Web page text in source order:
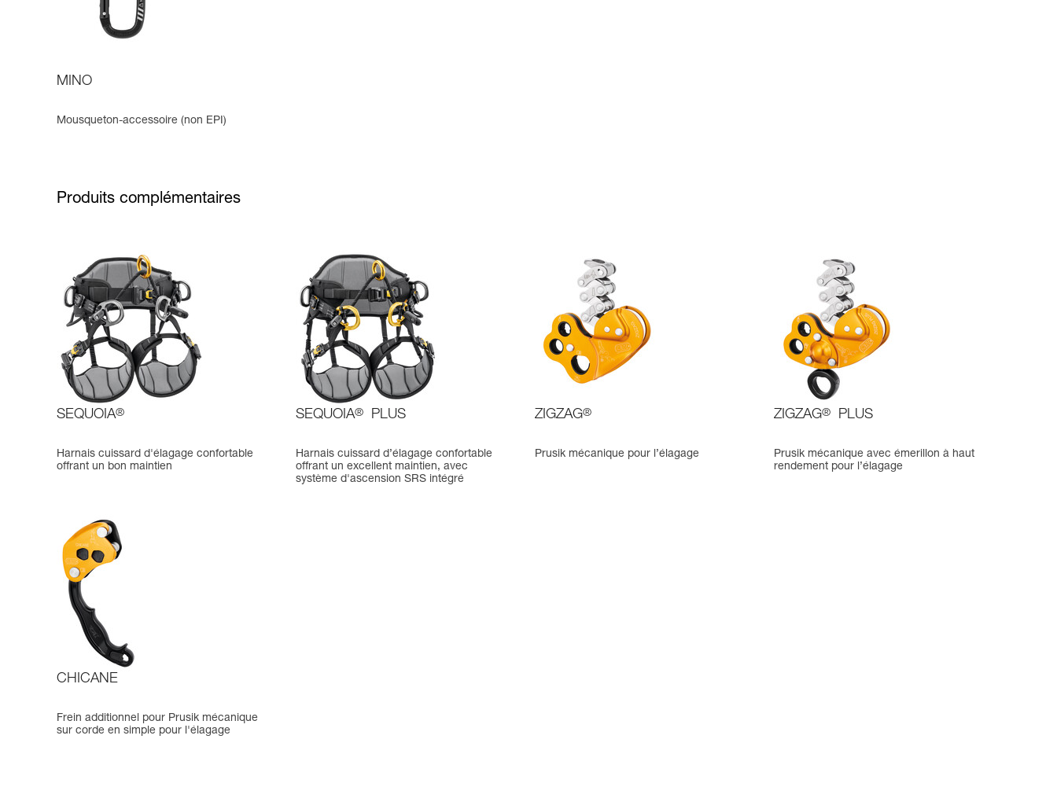
MINO
Mousqueton-accessoire (non EPI)
Produits complémentaires
SEQUOIA®
Harnais cuissard d'élagage confortable
offrant un bon maintien
SEQUOIA® PLUS
Harnais cuissard d’élagage confortable
offrant un excellent maintien, avec
système d'ascension SRS intégré
ZIGZAG®
Prusik mécanique pour l’élagage
ZIGZAG® PLUS
Prusik mécanique avec émerillon à haut
rendement pour l’élagage
CHICANE
Frein additionnel pour Prusik mécanique
sur corde en simple pour l'élagage